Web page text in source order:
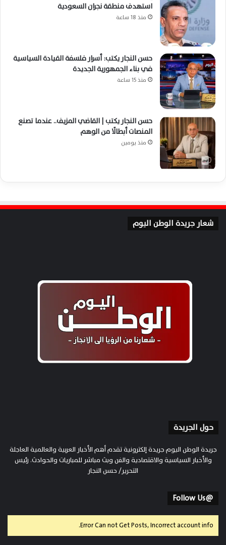
استهدف منطقة نجران السعودية
منذ 18 ساعة
حسن النجار يكتب: أسرار فلسفة القيادة السياسية
في بناء الجمهورية الجديدة
منذ 15 ساعة
حسن النجار يكتب | القاضي المزيف.. عندما تصنع
المنصات أبطالًا من الوهم
منذ يومين
شعار جريدة الوطن اليوم
حول الجريدة
جريدة الوطن اليوم جريدة إلكترونية تقدم أهم الأخبار العربية والعالمية العاجلة
والأخبار السياسية والاقتصادية والفن وبث مباشر للمباريات والحوادث. رئيس
التحرير/ حسن النجار
@Follow Us
Error Can not Get Posts, Incorrect account info.